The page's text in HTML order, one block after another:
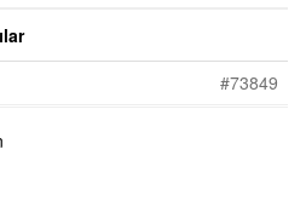
#73849